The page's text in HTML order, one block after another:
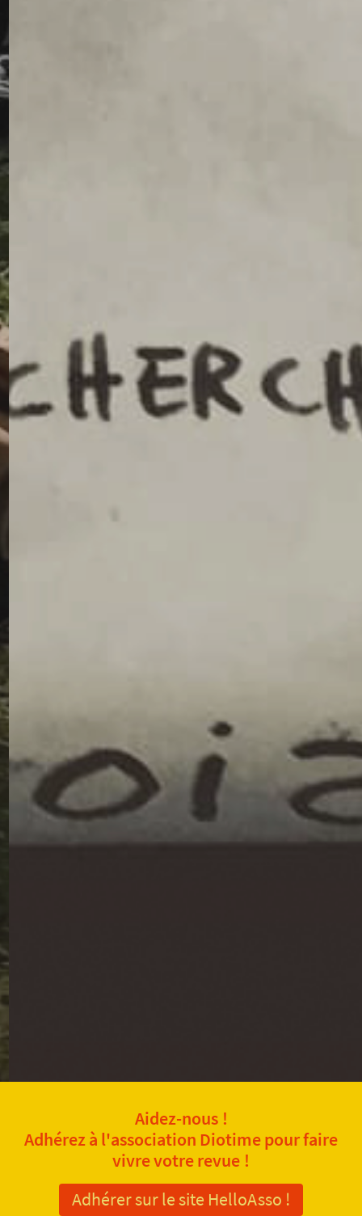
Aidez-nous !
Adhérez à l'association Diotime pour faire
vivre votre revue !
Adhérer sur le site HelloAsso !